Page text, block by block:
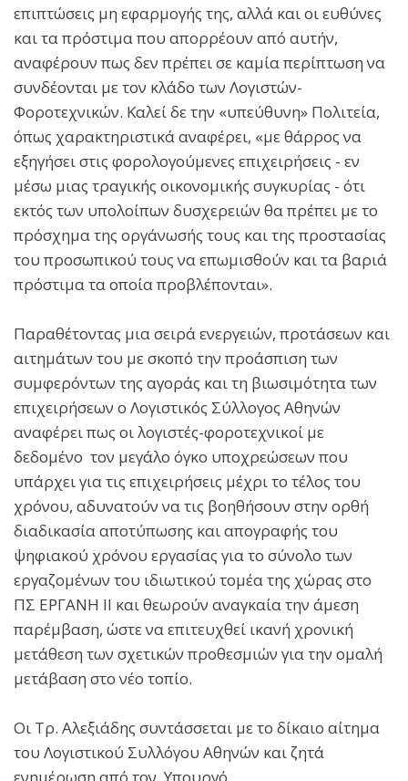
επιπτώσεις μη εφαρμογής της, αλλά και οι ευθύνες
και τα πρόστιμα που απορρέουν από αυτήν,
αναφέρουν πως δεν πρέπει σε καμία περίπτωση να
συνδέονται με τον κλάδο των Λογιστών-
Φοροτεχνικών. Καλεί δε την «υπεύθυνη» Πολιτεία,
όπως χαρακτηριστικά αναφέρει, «με θάρρος να
εξηγήσει στις φορολογούμενες επιχειρήσεις - εν
μέσω μιας τραγικής οικονομικής συγκυρίας - ότι
εκτός των υπολοίπων δυσχερειών θα πρέπει με το
πρόσχημα της οργάνωσής τους και της προστασίας
του προσωπικού τους να επωμισθούν και τα βαριά
πρόστιμα τα οποία προβλέπονται».
Παραθέτοντας μια σειρά ενεργειών, προτάσεων και
αιτημάτων του με σκοπό την προάσπιση των
συμφερόντων της αγοράς και τη βιωσιμότητα των
επιχειρήσεων ο Λογιστικός Σύλλογος Αθηνών
αναφέρει πως οι λογιστές-φοροτεχνικοί με
δεδομένο τον μεγάλο όγκο υποχρεώσεων που
υπάρχει για τις επιχειρήσεις μέχρι το τέλος του
χρόνου, αδυνατούν να τις βοηθήσουν στην ορθή
διαδικασία αποτύπωσης και απογραφής του
ψηφιακού χρόνου εργασίας για το σύνολο των
εργαζομένων του ιδιωτικού τομέα της χώρας στο
ΠΣ ΕΡΓΑΝΗ ΙΙ και θεωρούν αναγκαία την άμεση
παρέμβαση, ώστε να επιτευχθεί ικανή χρονική
μετάθεση των σχετικών προθεσμιών για την ομαλή
μετάβαση στο νέο τοπίο.
Οι Τρ. Αλεξιάδης συντάσσεται με το δίκαιο αίτημα
του Λογιστικού Συλλόγου Αθηνών και ζητά